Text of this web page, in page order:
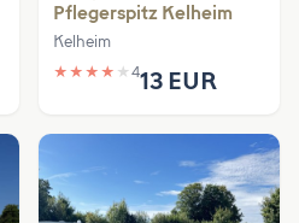
Pflegerspitz Kelheim
Kelheim
★ ★ ★ ★ ★ 413 EUR